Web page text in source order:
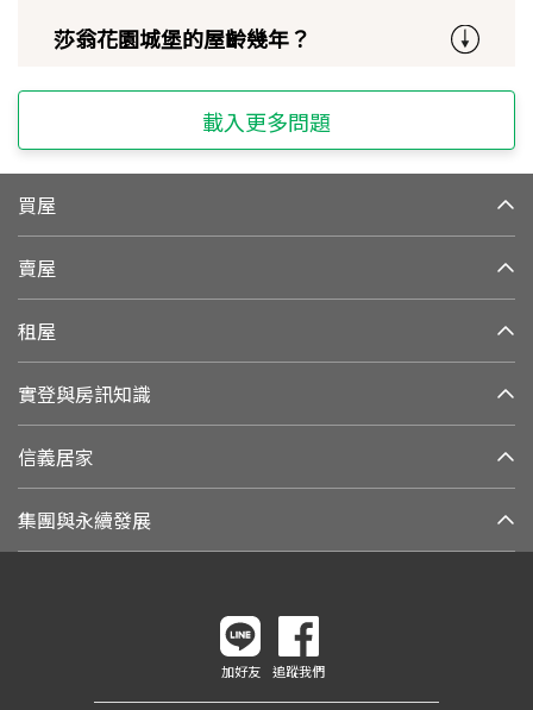
莎翁花園城堡的屋齡幾年？
載入更多問題
買屋
賣屋
租屋
實登與房訊知識
信義居家
集團與永續發展
加好友 追蹤我們